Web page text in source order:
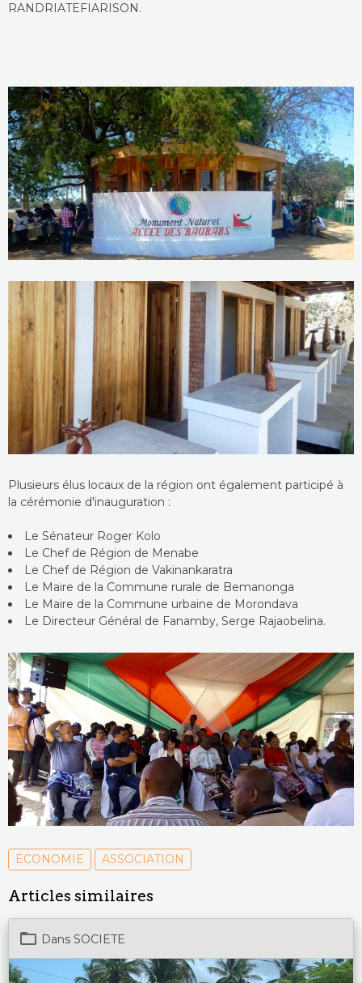
RANDRIATEFIARISON.
Plusieurs élus locaux de la région ont également participé à
la cérémonie d'inauguration :
Le Sénateur Roger Kolo
Le Chef de Région de Menabe
Le Chef de Région de Vakinankaratra
Le Maire de la Commune rurale de Bemanonga
Le Maire de la Commune urbaine de Morondava
Le Directeur Général de Fanamby, Serge Rajaobelina.
ECONOMIE ASSOCIATION
Articles similaires
Dans SOCIETE